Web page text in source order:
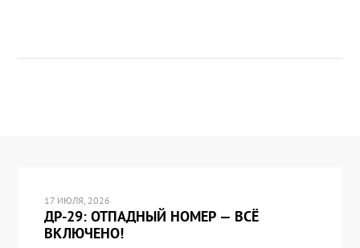
17 ИЮЛЯ, 2026
ДР-29: ОТПАДНЫЙ НОМЕР — ВСЁ
ВКЛЮЧЕНО!